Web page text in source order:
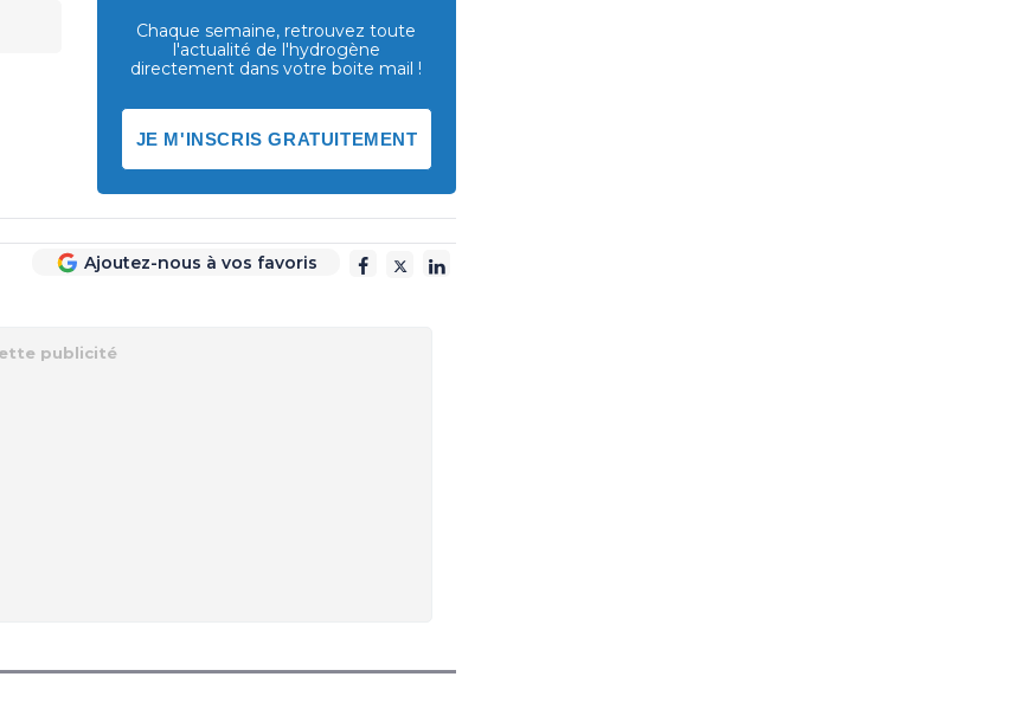
Chaque semaine, retrouvez toute
l'actualité de l'hydrogène
directement dans votre boite mail !
JE M'INSCRIS GRATUITEMENT
Ajoutez-nous à vos favoris